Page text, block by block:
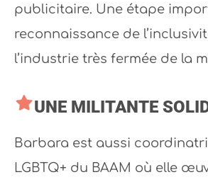
publicitaire. Une étape
reconnaissance de
l’industrie très fermée de la
UNE MILITANTE
Barbara est aussi
LGBTQ+ du BAAM où elle